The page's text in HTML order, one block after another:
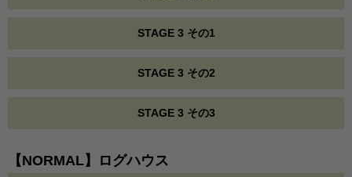
STAGE 3 その1
STAGE 3 その2
STAGE 3 その3
【NORMAL】ログハウス